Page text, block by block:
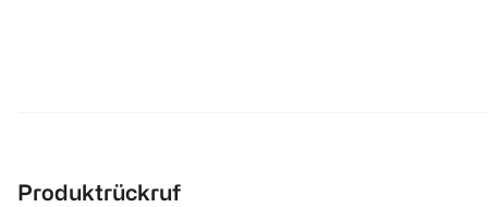
Produktrückruf